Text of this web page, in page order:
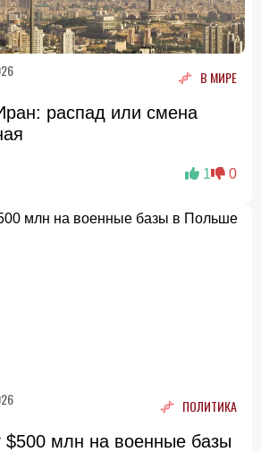
В МИРЕ
распад или смена
1 0
ПОЛИТИКА
млн на военные базы